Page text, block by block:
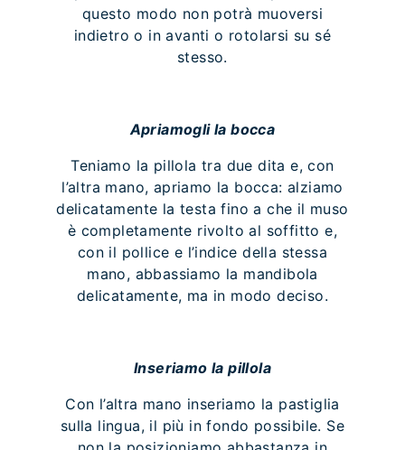
questo modo non potrà muoversi
indietro o in avanti o rotolarsi su sé
stesso.
Apriamogli la bocca
Teniamo la pillola tra due dita e, con
l’altra mano, apriamo la bocca: alziamo
delicatamente la testa fino a che il muso
è completamente rivolto al soffitto e,
con il pollice e l’indice della stessa
mano, abbassiamo la mandibola
delicatamente, ma in modo deciso.
Inseriamo la pillola
Con l’altra mano inseriamo la pastiglia
sulla lingua, il più in fondo possibile. Se